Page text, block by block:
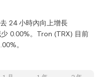
24 小時內向上增長
0.00%。Tron (TRX) 目前
。